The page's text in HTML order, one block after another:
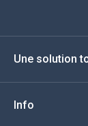
Une solution
Info